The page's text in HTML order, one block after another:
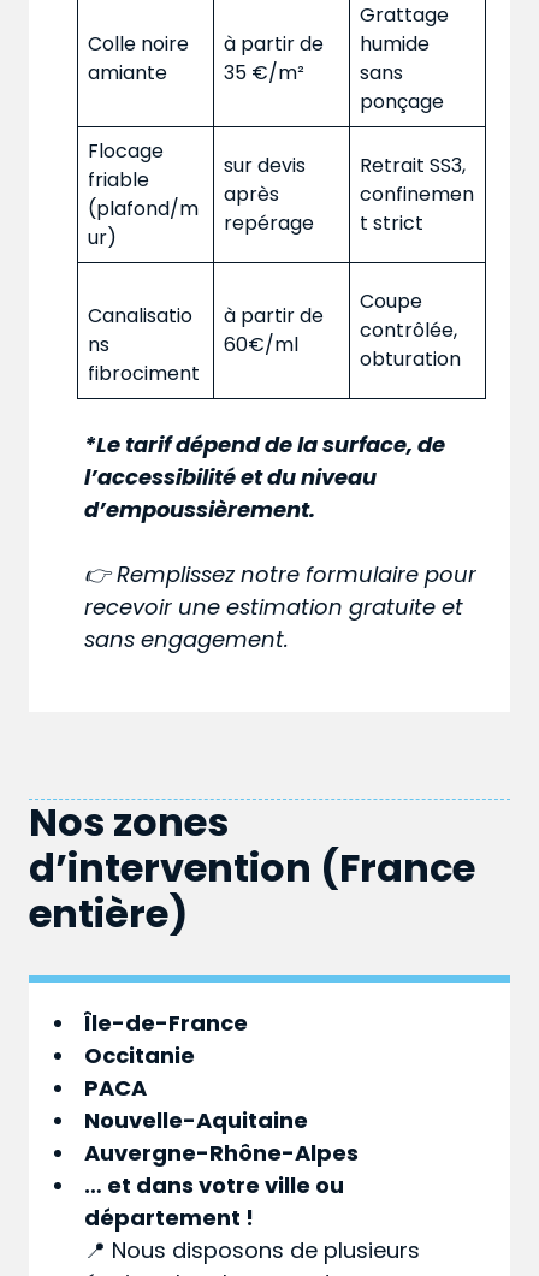
Colle noire
amiante
à partir de
35 €/m²
Grattage
humide
sans
ponçage
Flocage
friable
(plafond/m
ur)
sur devis
après
repérage
Retrait SS3,
confinemen
t strict
Canalisatio
ns
fibrociment
à partir de
60€/ml
Coupe
contrôlée,
obturation
*Le tarif dépend de la surface, de
l’accessibilité et du niveau
d’empoussièrement.
👉 Remplissez notre formulaire pour
recevoir une estimation gratuite et
sans engagement.
Nos zones
d’intervention (France
entière)
Île-de-France
Occitanie
PACA
Nouvelle-Aquitaine
Auvergne-Rhône-Alpes
… et dans votreville ou
département !
📍 Nous disposons de plusieurs